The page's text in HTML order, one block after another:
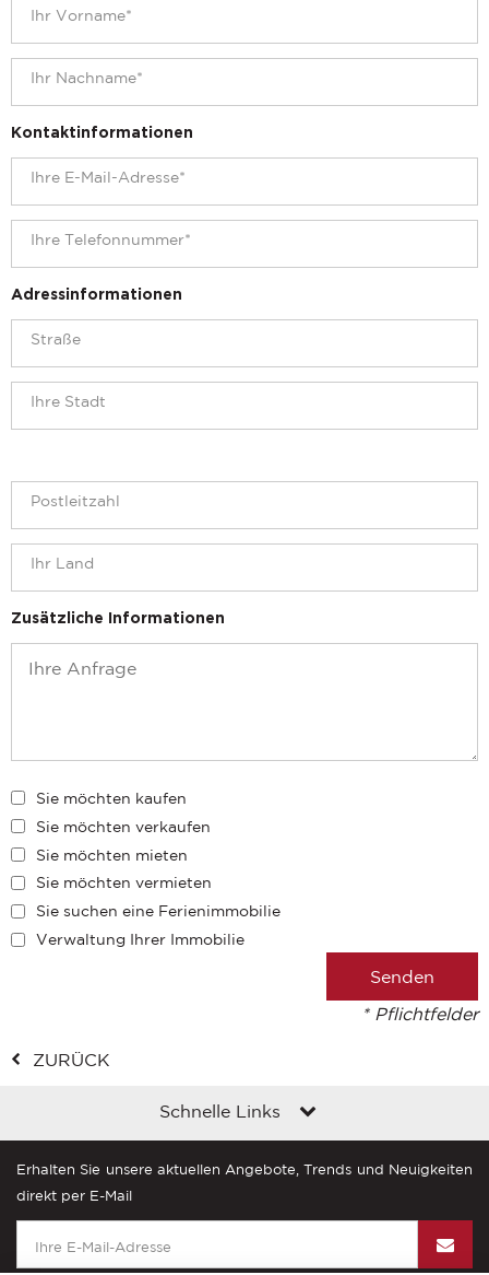
Kontaktinformationen
Adressinformationen
Zusätzliche Informationen
Sie möchten kaufen
Sie möchten verkaufen
Sie möchten mieten
Sie möchten vermieten
Sie suchen eine Ferienimmobilie
Verwaltung Ihrer Immobilie
* Pflichtfelder
ZURÜCK
Schnelle Links
Erhalten Sie unsere aktuellen Angebote, Trends und Neuigkeiten
direkt per E-Mail